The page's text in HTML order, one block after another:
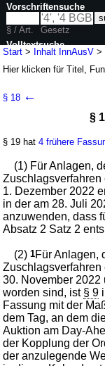
Start > Inhalt InnAusV >
Hier klicken fürTitel,
(InnAusV)
Artikel 1 V. v.
Geltung ab 30.01.2020;
§ 18 ←
§
§ 19 hat4 frühere
(1) Für Anlagen,
Zuschlagsverfahren
1. Dezember 2022
in der am 28. Juli
anzuwenden, dass
Absatz 2 Satz 2
(2)1Für Anlagen,
30. November 2022
worden sind, ist § 9
Fassung mit der
dem Tag, an dem
Auktion am Day-
der Kopplung der
der anzulegende
Vorschriftensuche
§ / Art.
Gesetz
Volltextsuche
nur in InnAusV